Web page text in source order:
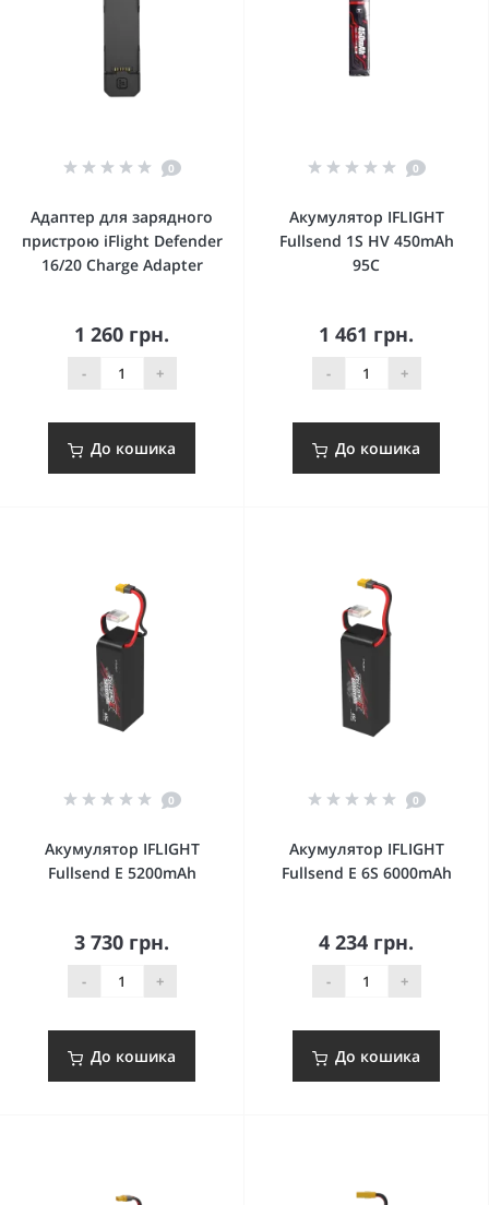
0
Адаптер для зарядного
пристрою iFlight Defender
16/20 Charge Adapter
1 260 грн.
- +
До кошика
0
Акумулятор IFLIGHT
Fullsend 1S HV 450mAh
95C
1 461 грн.
- +
До кошика
0
Акумулятор IFLIGHT
Fullsend E 5200mAh
3 730 грн.
- +
До кошика
0
Акумулятор IFLIGHT
Fullsend E 6S 6000mAh
4 234 грн.
- +
До кошика